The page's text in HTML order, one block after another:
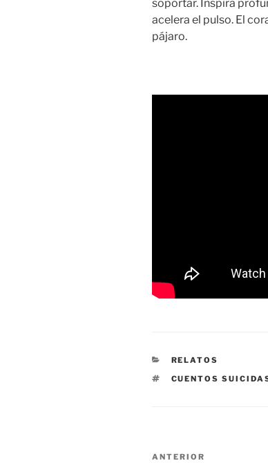
soportar. Inspira
acelera el pulso. El
pájaro.
CATEGORÍAS
RELATOS
ETIQUETAS
CUENTOS
Navegación
Entrada
ANTERIOR